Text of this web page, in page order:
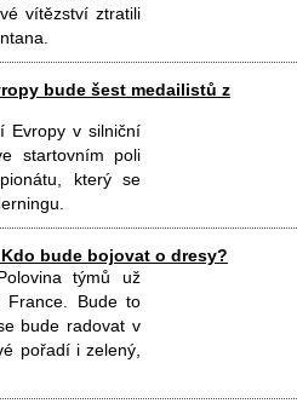
vítězství ztratili
bude šest medailistů z
Evropy v silniční
startovním poli
který se
bude bojovat o dresy?
týmů už
France. Bude to
bude radovat v
pořadí i zelený,